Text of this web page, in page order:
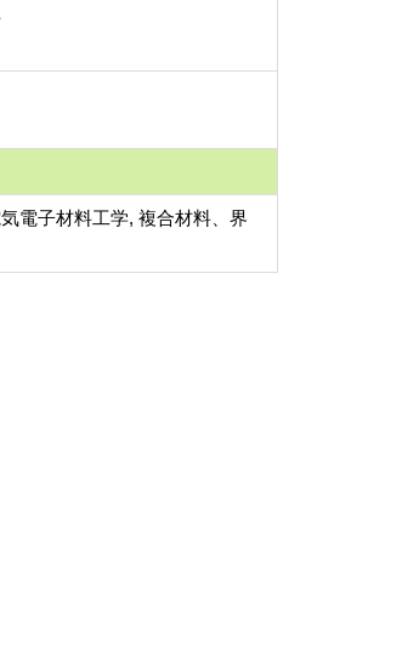
電子材料工学, 複合材料、界